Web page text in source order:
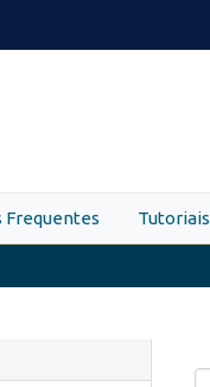
Frequentes Tutoriais